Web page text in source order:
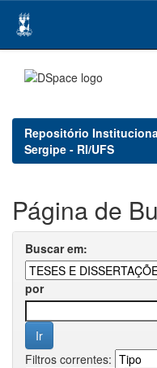
navigation
Repositório
Sergipe - RI/UFS
Página de
Buscar em:
por
Filtros correntes: